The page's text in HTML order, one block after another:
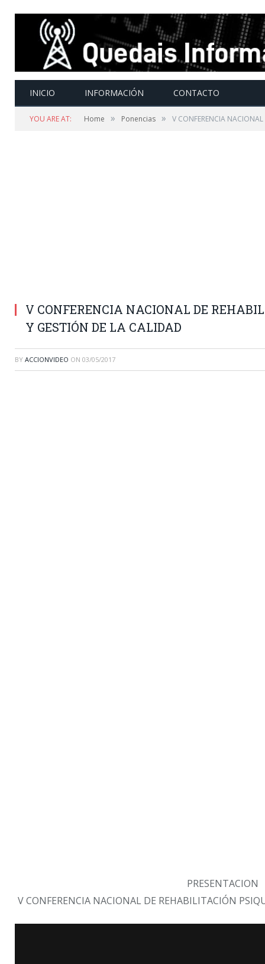
INICIO INFORMACIÓN CONTACTO
YOU ARE AT: Home » Ponencias » V CONFERENCIA
V CONFERENCIA NACIONAL DE
Y GESTIÓN DE LA CALIDAD
BY ACCIONVIDEO ON 03/05/2017
PRESENTACION
V CONFERENCIA NACIONAL DE REHABILITACIÓN